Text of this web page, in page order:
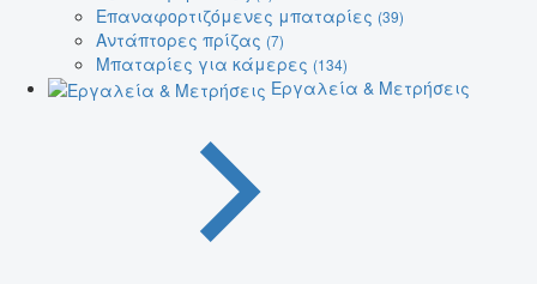
Επαναφορτιζόμενες μπαταρίες (39)
Αντάπτορες πρίζας (7)
Μπαταρίες για κάμερες (134)
Εργαλεία & Μετρήσεις